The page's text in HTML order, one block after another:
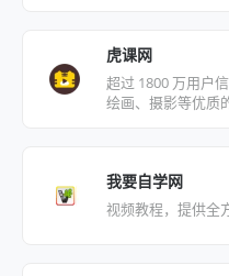
虎课网
超过 1800 万用户
绘画、摄影等优质
我要自学网
视频教程，提供全